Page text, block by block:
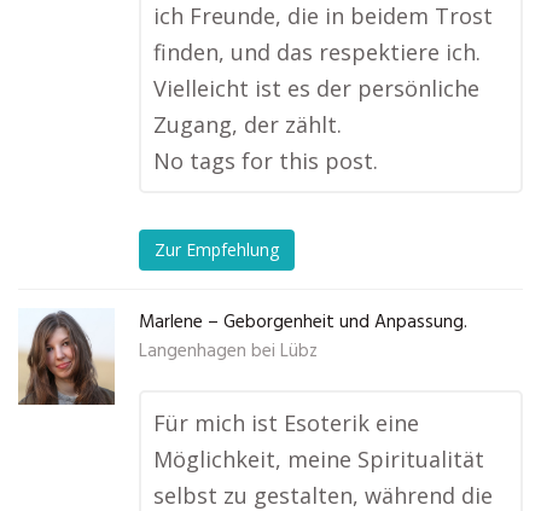
ich Freunde, die in beidem Trost
finden, und das respektiere ich.
Vielleicht ist es der persönliche
Zugang, der zählt.
No tags for this post.
Zur Empfehlung
Marlene – Geborgenheit und Anpassung.
Langenhagen bei Lübz
Für mich ist Esoterik eine
Möglichkeit, meine Spiritualität
selbst zu gestalten, während die